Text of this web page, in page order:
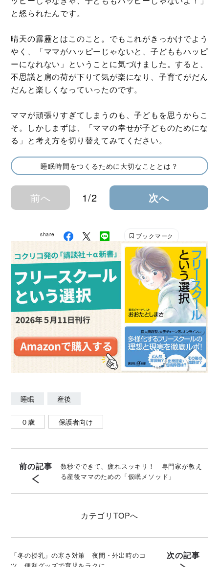
と怒られたんです。
晴天の霹靂とはこのこと。でもこれがきっかけでよう
やく、「ママがハッピーじゃないと、子どももハッピ
ーになれない」ということに気づけました。すると、
不思議と肩の荷が下りて気が楽になり、子育てがだん
だんと楽しくなっていったのです。
ママが頑張りすぎてしまうのも、子どもを思うからこ
そ。しかしまずは、「ママの幸せが子どものためにな
る」と考え方を切り替えてみてください。
睡眠時間をつくるために大切なこととは？
前へ 1/2 次へ
share ブックマーク
睡眠 産後
０歳 保護者向け
前の記事
数秒でできて、疲れスッキリ！ 専門家が教え
る産後ママのための「仮眠メソッド」
カテゴリ TOPへ
「冬の授乳」の寒さ対策 夜間・外出時のコ
ツ 便利グッズで育児をラクに
次の記事